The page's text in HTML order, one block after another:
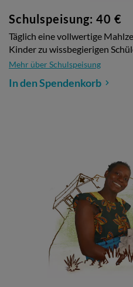
Schulspeisung: 40 €
Täglich eine vollwertige
Kinder zu wissbegierigen
Mehr über Schulspeisung
In den Spendenkorb